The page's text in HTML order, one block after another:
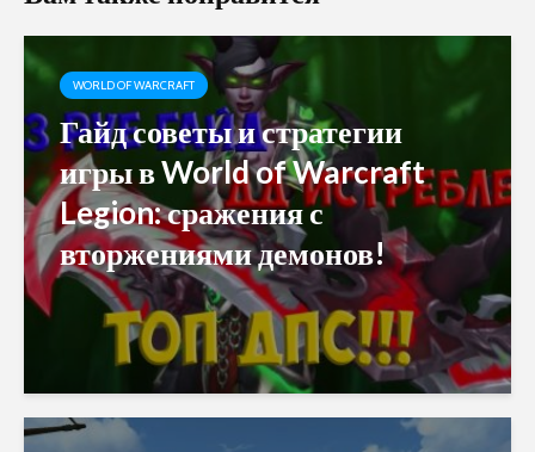
WORLD OF WARCRAFT
Гайд советы и стратегии
игры в World of Warcraft
Legion: сражения с
вторжениями демонов!